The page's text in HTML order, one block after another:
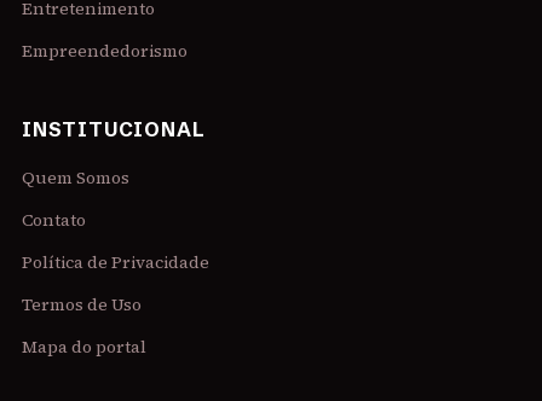
Entretenimento
Empreendedorismo
INSTITUCIONAL
Quem Somos
Contato
Política de Privacidade
Termos de Uso
Mapa do portal